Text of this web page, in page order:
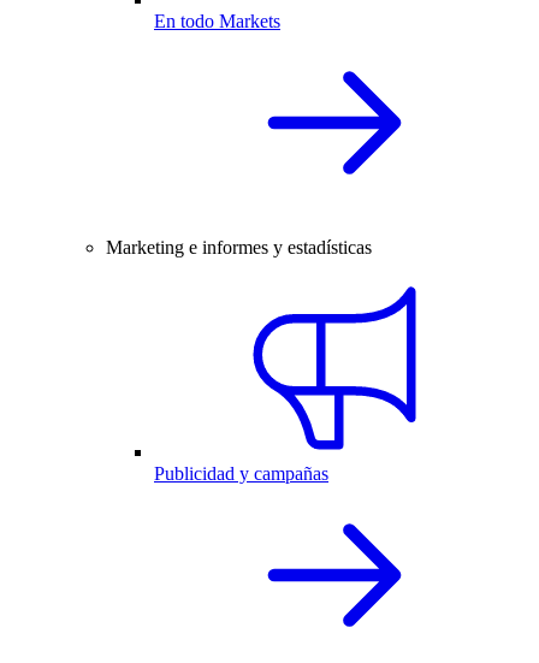
En todo Markets
Marketing e informes y estadísticas
Publicidad y campañas